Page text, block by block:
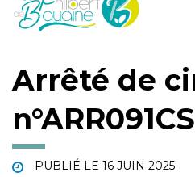
contenu
pied
Arrêté de
PUBLIÉ LE 16 JUIN 2025